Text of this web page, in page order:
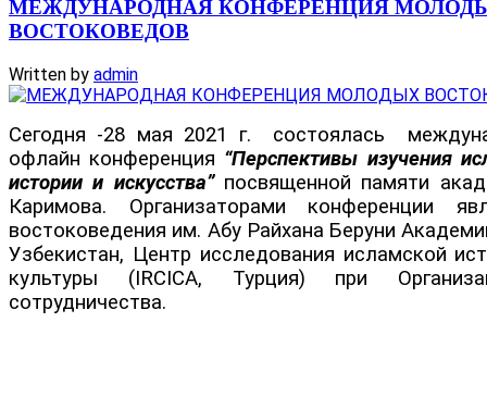
МЕЖДУНАРОДНАЯ КОНФЕРЕНЦИЯ
ВОСТОКОВЕДОВ
Written by admin
Cегодня -28 мая 2021 г. состоялась
офлайн конференция “Перспективы изучения
истории и искусства”посвященной памяти
Каримова. Организаторами конференции
востоковедения им. Абу Райхана Беруни
Узбекистан, Центр исследования исламской
культуры (IRCICA, Турция) при
сотрудничества.